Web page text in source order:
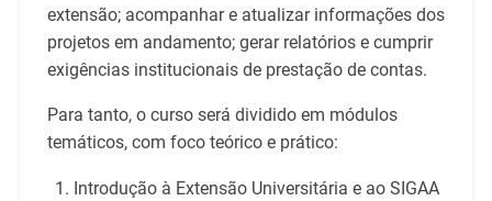
extensão; acompanhar e atualizar informações dos
projetos em andamento; gerar relatórios e cumprir
exigências institucionais de prestação de contas.
Para tanto, o curso será dividido em módulos
temáticos, com foco teórico e prático:
Introdução à Extensão Universitária e ao SIGAA